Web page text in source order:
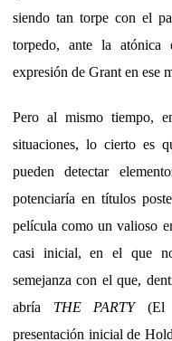
siendo tan torpe con el
torpedo, ante la atónica
expresión de Grant en ese
Pero al mismo tiempo,
situaciones, lo cierto es
pueden detectar
potenciaría en títulos
película como un valioso
casi inicial, en el que
semejanza con el que,
abría THE PARTY(El
presentación inicial de